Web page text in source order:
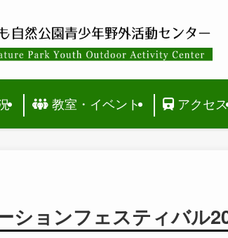
教室・イベント アクセス
ションフェスティバル